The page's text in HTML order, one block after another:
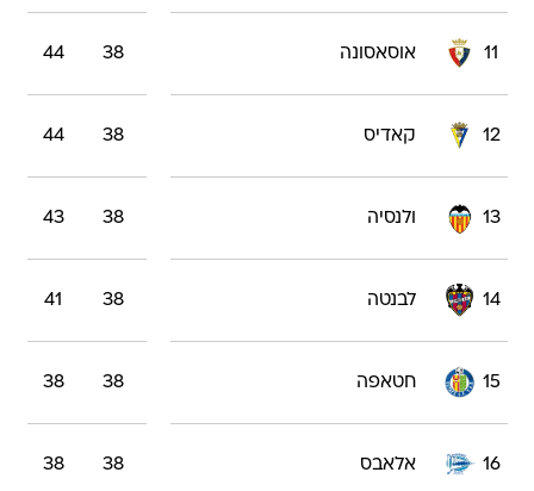
11 אוסאסונה 38
44
12 קאדיס 38
44
13 ולנסיה 38
43
14 לבנטה 38
41
15 חטאפה 38
38
16 אלאבס 38
38